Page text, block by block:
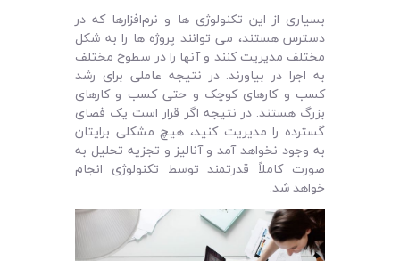
بسیاری از این تکنولوژی‌ ها و نرم‌افزارها که در
دسترس هستند، می‌ توانند پروژه‌ ها را به شکل
مختلف مدیریت کنند و آنها را در سطوح مختلف
به اجرا در بیاورند. در نتیجه عاملی برای رشد
کسب و کارهای کوچک و حتی کسب و کارهای
بزرگ هستند. در نتیجه اگر قرار است یک فضای
گسترده را مدیریت کنید، هیچ مشکلی برایتان
به وجود نخواهد آمد و آنالیز و تجزیه تحلیل به
صورت کاملاً قدرتمند توسط تکنولوژی انجام
خواهد شد.